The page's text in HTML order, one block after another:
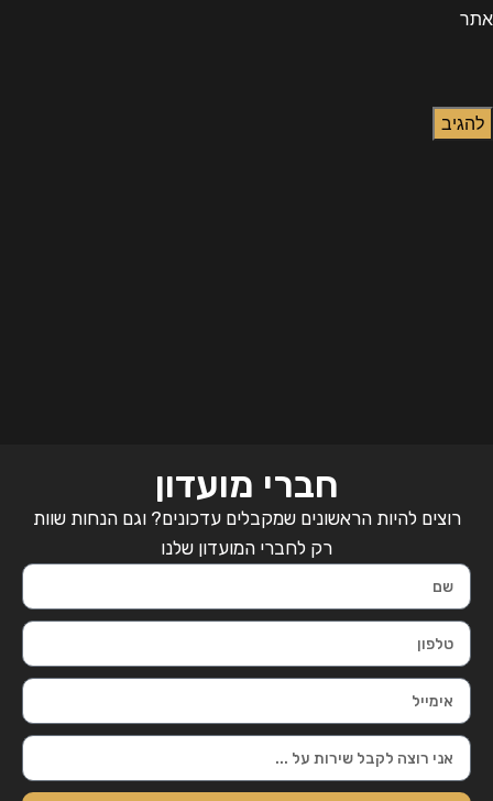
אתר
חברי מועדון
רוצים להיות הראשונים שמקבלים עדכונים? וגם הנחות שוות
רק לחברי המועדון שלנו